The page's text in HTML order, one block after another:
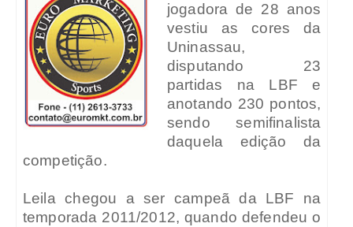
jogadora de 28 anos
vestiu as cores da
Uninassau,
disputando 23
partidas na LBF e
anotando 230 pontos,
sendo semifinalista
daquela edição da
competição.
Leila chegou a ser campeã da LBF na
temporada 2011/2012, quando defendeu o